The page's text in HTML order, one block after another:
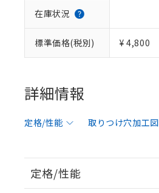
在庫状況
標準価格(税別) ¥ 4,800
詳細情報
定格/性能 取りつけ穴加工図
定格/性能